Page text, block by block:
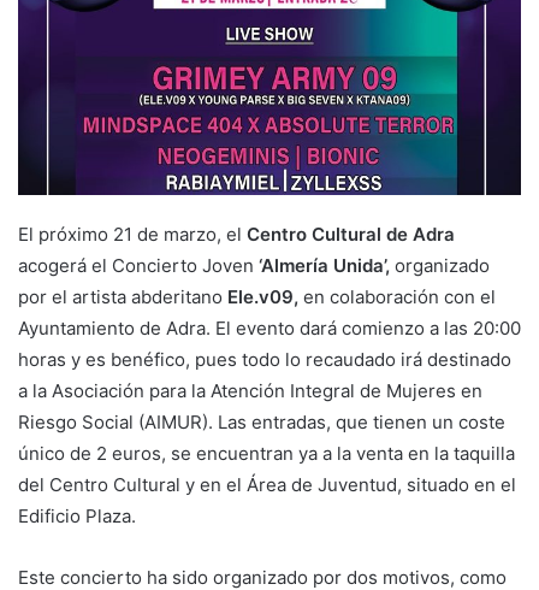
El próximo 21 de marzo, el Centro Cultural de Adra
acogerá el Concierto Joven ‘Almería Unida’, organizado
por el artista abderitano Ele.v09, en colaboración con el
Ayuntamiento de Adra. El evento dará comienzo a las 20:00
horas y es benéfico, pues todo lo recaudado irá destinado
a la Asociación para la Atención Integral de Mujeres en
Riesgo Social (AIMUR). Las entradas, que tienen un coste
único de 2 euros, se encuentran ya a la venta en la taquilla
del Centro Cultural y en el Área de Juventud, situado en el
Edificio Plaza.
Este concierto ha sido organizado por dos motivos, como